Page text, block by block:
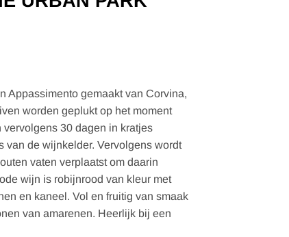
Appassimento gemaakt van Corvina,
worden geplukt op het moment
30 dagen in kratjes
van de wijnkelder. Vervolgens wordt
vaten verplaatst om daarin
wijn is robijnrood van kleur met
en kaneel. Vol en fruitig van smaak
van amarenen. Heerlijk bij een